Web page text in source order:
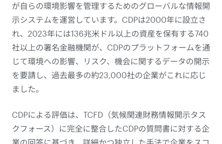
が自らの環境影響を管理するためのグローバルな情報開
示システムを運営しています。CDPは2000年に設立さ
れ、2023年には136兆米ドル以上の資産を保有する740
社以上の署名金融機関が、CDPのプラットフォームを通
じて環境への影響、リスク、機会に関するデータの開示
を要請し、過去最多の約23,000社の企業がこれに応じ
ました。
CDPによる評価は、TCFD（気候関連財務情報開示タス
クフォース）に完全に整合したCDPの質問書に対する企